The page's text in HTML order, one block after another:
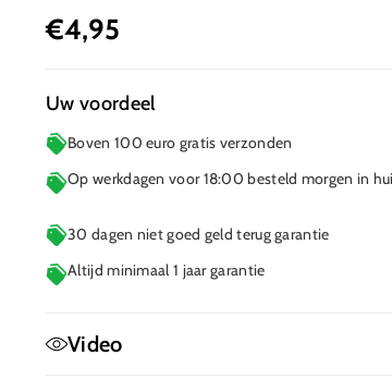
€4,95
Uw voordeel
Boven 100 euro gratis verzonden
Op werkdagen voor 18:00 besteld morgen in
30 dagen niet goed geld terug garantie
Altijd minimaal 1 jaar garantie
Video